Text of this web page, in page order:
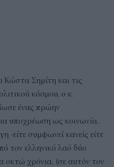
Κώστα Σημίτη και τις
κόσμου, ο κ.
ένας πρώην
υποχρέωση ως κοινωνία.
-είτε συμφωνεί κανείς είτε
τον ελληνικό λαό δύο
οκτώ χρόνια, (σε αυτόν τον